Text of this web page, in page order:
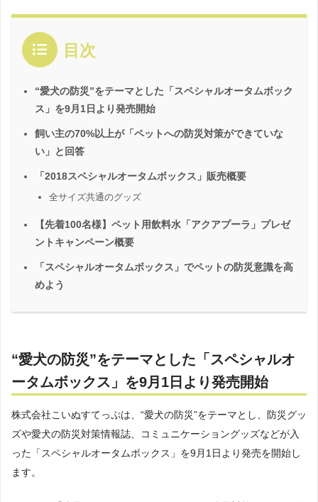
目次
“愛犬の防災”をテーマとした「スペシャルオータムボック
ス」を9月1日より発売開始
飼い主の70%以上が「ペットへの防災対策ができていな
い」と回答
「2018スペシャルオータムボックス」販売概要
全サイズ共通のグッズ
【先着100名様】ペット用飲料水「アクアプーラ」プレゼ
ントキャンペーン概要
「スペシャルオータムボックス」でペットの防災意識を高
めよう
“愛犬の防災”をテーマとした「スペシャルオ
ータムボックス」を9月1日より発売開始
株式会社こいぬすてっぷは、“愛犬の防災”をテーマとし、防災グッ
ズや愛犬の防災対策情報誌、コミュニケーショングッズなどが入
った「スペシャルオータムボックス」を9月1日より発売を開始し
ます。